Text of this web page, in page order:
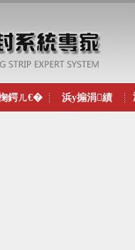
鍔ㄦ€� 浜у搧涓績